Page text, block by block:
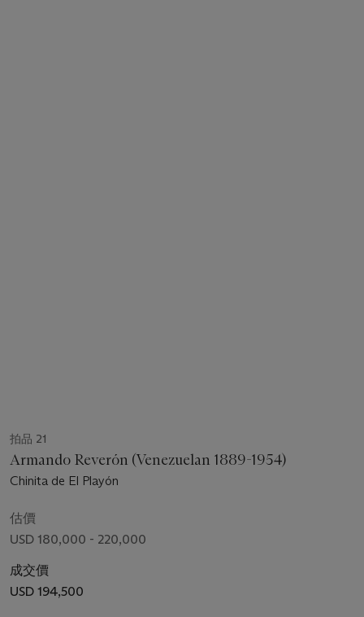
拍品 21
Armando Reverón (Venezuelan 1889-1954)
Chinita de El Playón
估價
USD 180,000 - 220,000
成交價
USD 194,500